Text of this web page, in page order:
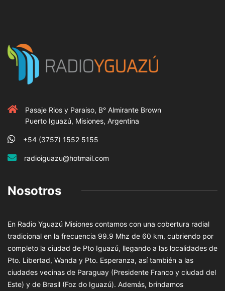
Pasaje Rios y Paraiso, B° Almirante Brown
Puerto Iguazú, Misiones, Argentina
+54 (3757) 1552 5155
radioiguazu@hotmail.com
Nosotros
En Radio Yguazú Misiones contamos con una cobertura radial
tradicional en la frecuencia 99.9 Mhz de 60 km, cubriendo por
completo la ciudad de Pto Iguazú, llegando a las localidades de
Pto. Libertad, Wanda y Pto. Esperanza, así también a las
ciudades vecinas de Paraguay (Presidente Franco y ciudad del
Este) y de Brasil (Foz do Iguazú). Además, brindamos